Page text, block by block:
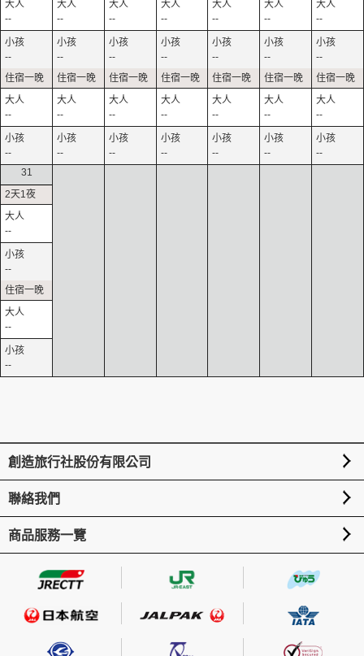
--
--
--
--
--
--
--
--
--
--
--
--
--
--
--
--
--
--
--
--
--
--
--
--
--
--
--
--
31
--
--
--
--
創造旅行社股份有限公司
聯絡我們
商品服務一覽